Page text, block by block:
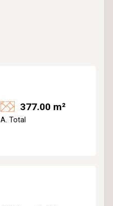
377.00 m²
A. Total